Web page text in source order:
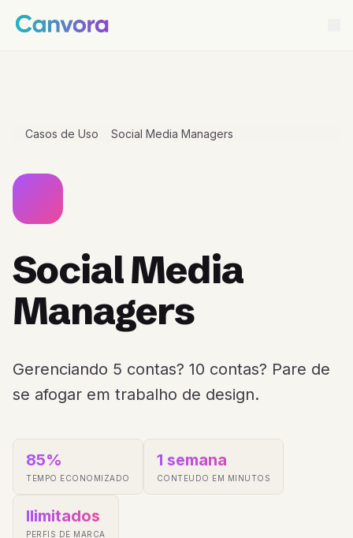
Casos de Uso Social Media Managers
Social Media
Managers
Gerenciando 5 contas? 10 contas? Pare de
se afogar em trabalho de design.
85%
TEMPO ECONOMIZADO
1 semana
CONTEUDO EM MINUTOS
Ilimitados
PERFIS DE MARCA